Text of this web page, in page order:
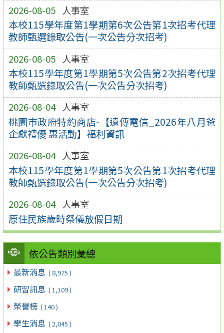
2026-08-05 人事室
本校115學年度第1學期第6次公告第1次招考代理
教師甄選錄取公告(一次公告分次招考)
2026-08-05 人事室
本校115學年度第1學期第5次公告第2次招考代理
教師甄選錄取公告(一次公告分次招考)
2026-08-04 人事室
桃園市政府特約商店-【遠傳電信_2026年八月爸
企獻禮優 惠活動】福利資訊
2026-08-04 人事室
本校115學年度第1學期第5次公告第1次招考代理
教師甄選錄取公告(一次公告分次招考)
2026-08-04 人事室
原住民族歲時祭儀放假日期
依公告類別彙總
最新消息 ( 8,975 )
研習訊息 ( 1,109 )
榮譽榜 ( 140 )
學生消息 ( 2,045 )